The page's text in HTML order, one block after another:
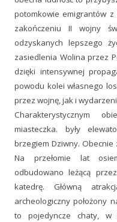
potomkowie emigrantów
zakończeniu II wojny
odzyskanych lepszego
zasiedlenia Wolina przez
dzięki intensywnej
powodu kolei własnego
przez wojnę, jak i
Charakterystycznym
miasteczka. były
brzegiem Dziwny.
Na przełomie lat
odbudowano leżącą
katedrę. Główną
archeologiczny położony
to pojedyncze chaty,